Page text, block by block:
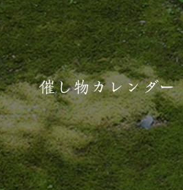
催し物カレンダー